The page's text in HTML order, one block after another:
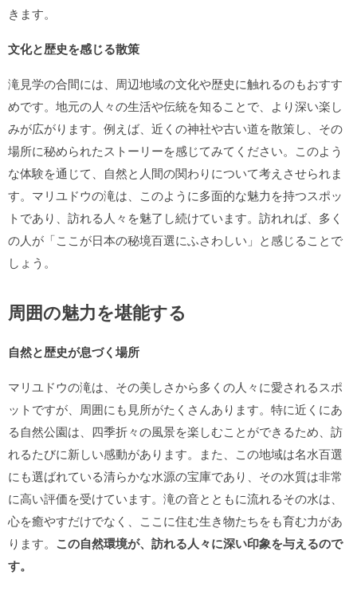
きます。
文化と歴史を感じる散策
滝見学の合間には、周辺地域の文化や歴史に触れるのもおすす
めです。地元の人々の生活や伝統を知ることで、より深い楽し
みが広がります。例えば、近くの神社や古い道を散策し、その
場所に秘められたストーリーを感じてみてください。このよう
な体験を通じて、自然と人間の関わりについて考えさせられま
す。マリユドウの滝は、このように多面的な魅力を持つスポッ
トであり、訪れる人々を魅了し続けています。訪れれば、多く
の人が「ここが日本の秘境百選にふさわしい」と感じることで
しょう。
周囲の魅力を堪能する
自然と歴史が息づく場所
マリユドウの滝は、その美しさから多くの人々に愛されるスポ
ットですが、周囲にも見所がたくさんあります。特に近くにあ
る自然公園は、四季折々の風景を楽しむことができるため、訪
れるたびに新しい感動があります。また、この地域は名水百選
にも選ばれている清らかな水源の宝庫であり、その水質は非常
に高い評価を受けています。滝の音とともに流れるその水は、
心を癒やすだけでなく、ここに住む生き物たちをも育む力があ
ります。 この自然環境が、訪れる人々に深い印象を与えるので
す。